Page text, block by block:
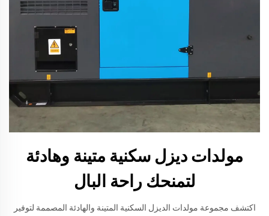
مولدات ديزل سكنية متينة وهادئة
لتمنحك راحة البال
اكتشف مجموعة مولدات الديزل السكنية المتينة والهادئة المصممة لتوفير